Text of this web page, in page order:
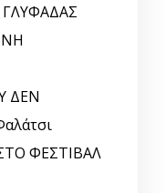
ΔΕΝ
ΦΕΣΤΙΒΑΛ